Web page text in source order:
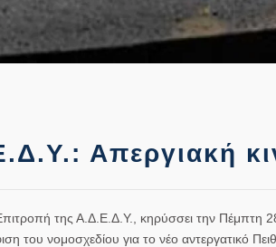
Απεργιακή
της Α.Δ.Ε.Δ.Υ., κηρύσσει την Πέμπτη
του νομοσχεδίου για το νέο αντεργατικό